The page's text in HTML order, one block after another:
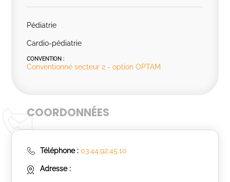
Pédiatrie
Cardio-pédiatrie
CONVENTION :
Conventionné secteur 2 - option OPTAM
COORDONNÉES
Téléphone : 03.44.92.45.10
Adresse :